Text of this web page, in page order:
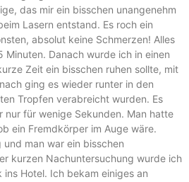
das mir ein bisschen unangenehm
Lasern entstand. Es roch ein
absolut keine Schmerzen! Alles
Minuten. Danach wurde ich in einen
Zeit ein bisschen ruhen sollte, mit
ging es wieder runter in den
Tropfen verabreicht wurden. Es
nur für wenige Sekunden. Man hatte
ein Fremdkörper im Auge wäre.
man war ein bisschen
kurzen Nachuntersuchung wurde ich
Hotel. Ich bekam einiges an